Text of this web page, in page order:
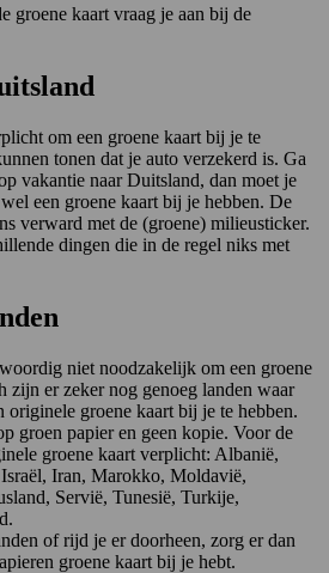
groene kaart vraag je aan bij de
om een groene kaart bij je te
tonen dat je auto verzekerd is. Ga
vakantie naar Duitsland, dan moet je
een groene kaart bij je hebben. De
verward met de (groene) milieusticker.
dingen die in de regel niks met
niet noodzakelijk om een groene
zijn er zeker nog genoeg landen waar
groene kaart bij je te hebben.
groen papier en geen kopie. Voor de
groene kaart verplicht: Albanië,
Iran, Marokko, Moldavië,
Servië, Tunesië, Turkije,
of rijd je er doorheen, zorg er dan
groene kaart bij je hebt.